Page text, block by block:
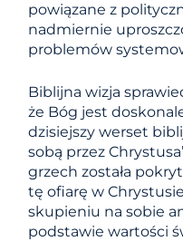
powiązane z
nadmiernie
problemów
Biblijna wizja
że Bóg jest
dzisiejszy werset
sobą przez
grzech została
tę ​​ofiarę w
skupieniu na sobie
podstawie wartości